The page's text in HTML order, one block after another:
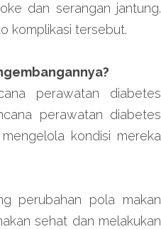
dan serangan jantung.
komplikasi tersebut.
perawatan diabetes
perawatan diabetes
kondisi mereka
perubahan pola makan
sehat dan melakukan